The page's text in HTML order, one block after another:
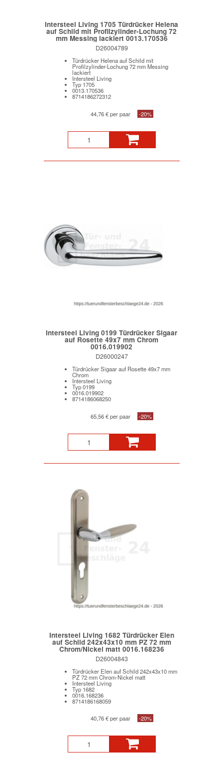
Intersteel Living 1705 Türdrücker Helena
auf Schild mit Profilzylinder-Lochung 72
mm Messing lackiert 0013.170536
D26004789
Türdrücker Helena auf Schild mit
Profilzylinder-Lochung 72 mm Messing
lackiert
Intersteel Living
Typ 1705
0013.170536
8714186272312
44,76 € per paar -20%
Intersteel Living 0199 Türdrücker Sigaar
auf Rosette 49x7 mm Chrom
0016.019902
D26000247
Türdrücker Sigaar auf Rosette 49x7 mm
Chrom
Intersteel Living
Typ 0199
0016.019902
8714186068250
65,56 € per paar -20%
Intersteel Living 1682 Türdrücker Elen
auf Schild 242x43x10 mm PZ 72 mm
Chrom/Nickel matt 0016.168236
D26004843
Türdrücker Elen auf Schild 242x43x10 mm
PZ 72 mm Chrom-Nickel matt
Intersteel Living
Typ 1682
0016.168236
8714186168059
40,76 € per paar -20%